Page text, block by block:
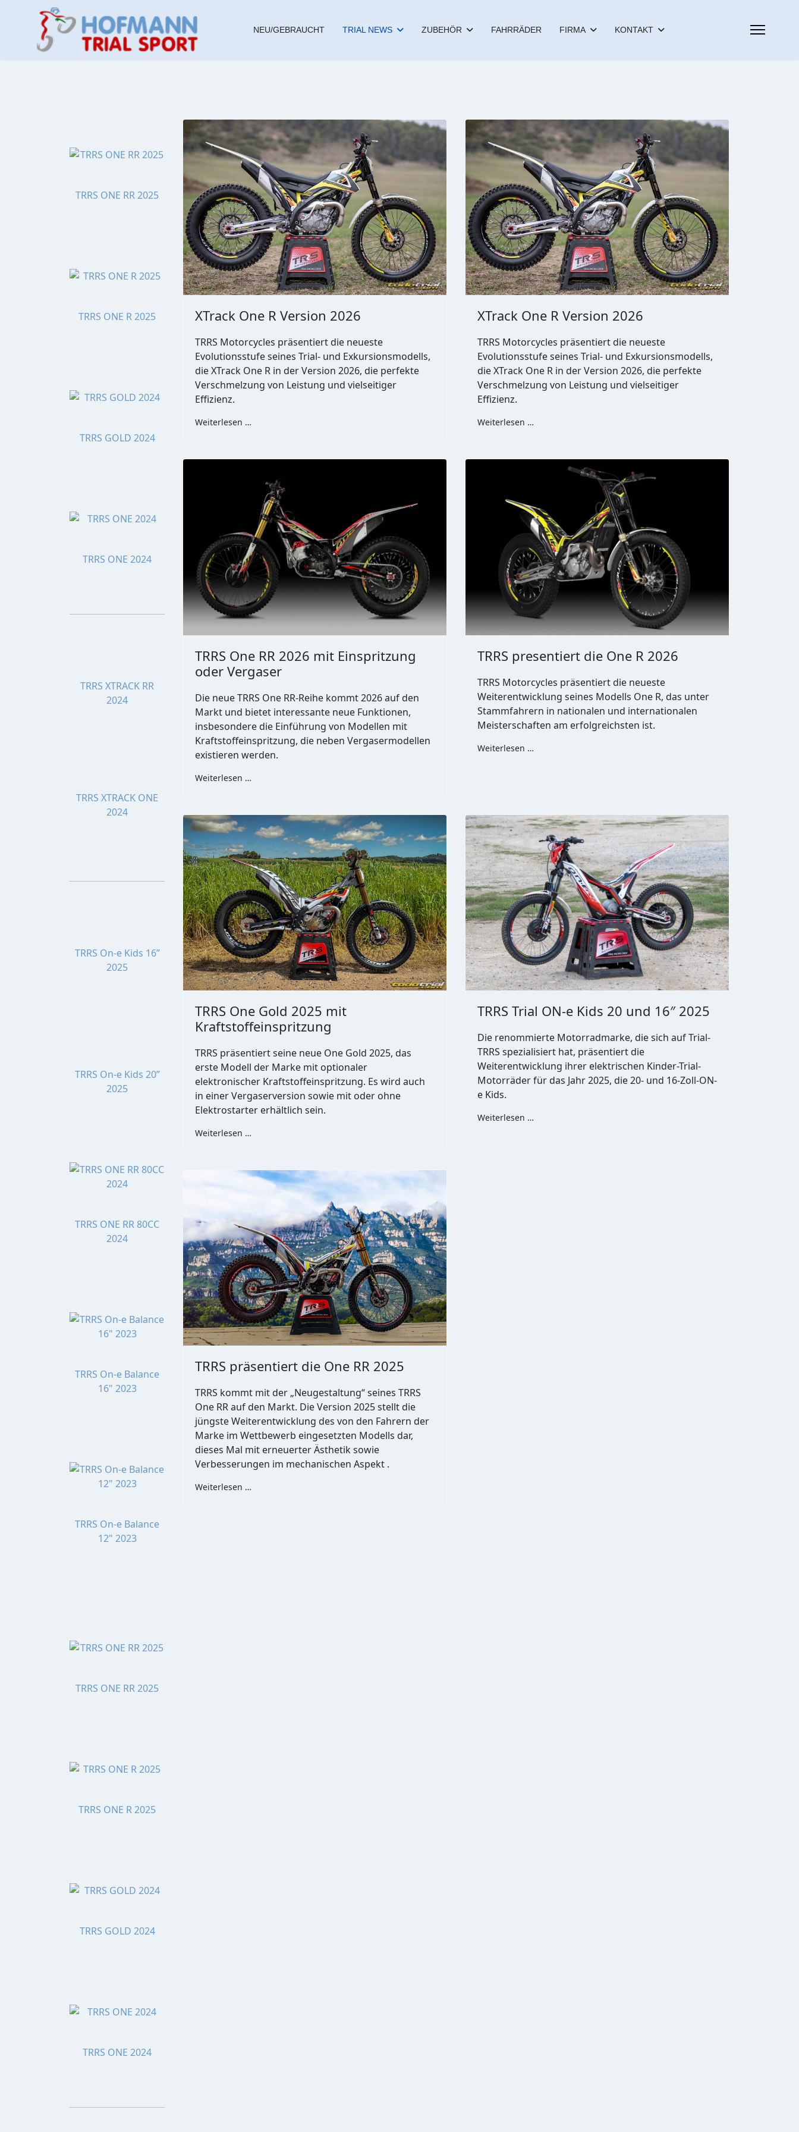
NEU/GEBRAUCHT TRIAL NEWS ZUBEHÖR FAHRRÄDER FIRMA KONTAKT
TRRS ONE RR 2025
TRRS ONE R 2025
TRRS GOLD 2024
TRRS ONE 2024
TRRS XTRACK RR
2024
TRRS XTRACK ONE
2024
TRRS On-e Kids 16”
2025
TRRS On-e Kids 20”
2025
TRRS ONE RR 80CC
2024
TRRS On-e Balance
16" 2023
TRRS On-e Balance
12" 2023
TRRS ONE RR 2025
TRRS ONE R 2025
TRRS GOLD 2024
TRRS ONE 2024
XTrack One R Version 2026
TRRS Motorcycles präsentiert die neueste
Evolutionsstufe seines Trial- und Exkursionsmodells,
die XTrack One R in der Version 2026, die perfekte
Verschmelzung von Leistung und vielseitiger
Effizienz.
Weiterlesen …
XTrack One R Version 2026
TRRS Motorcycles präsentiert die neueste
Evolutionsstufe seines Trial- und Exkursionsmodells,
die XTrack One R in der Version 2026, die perfekte
Verschmelzung von Leistung und vielseitiger
Effizienz.
Weiterlesen …
TRRS One RR 2026 mit Einspritzung
oder Vergaser
Die neue TRRS One RR-Reihe kommt 2026 auf den
Markt und bietet interessante neue Funktionen,
insbesondere die Einführung von Modellen mit
Kraftstoffeinspritzung, die neben Vergasermodellen
existieren werden.
Weiterlesen …
TRRS presentiert die One R 2026
TRRS Motorcycles präsentiert die neueste
Weiterentwicklung seines Modells One R, das unter
Stammfahrern in nationalen und internationalen
Meisterschaften am erfolgreichsten ist.
Weiterlesen …
TRRS One Gold 2025 mit
Kraftstoffeinspritzung
TRRS präsentiert seine neue One Gold 2025, das
erste Modell der Marke mit optionaler
elektronischer Kraftstoffeinspritzung. Es wird auch
in einer Vergaserversion sowie mit oder ohne
Elektrostarter erhältlich sein.
Weiterlesen …
TRRS Trial ON-e Kids 20 und 16″ 2025
Die renommierte Motorradmarke, die sich auf Trial-
TRRS spezialisiert hat, präsentiert die
Weiterentwicklung ihrer elektrischen Kinder-Trial-
Motorräder für das Jahr 2025, die 20- und 16-Zoll-ON-
e Kids.
Weiterlesen …
TRRS präsentiert die One RR 2025
TRRS kommt mit der „Neugestaltung“ seines TRRS
One RR auf den Markt. Die Version 2025 stellt die
jüngste Weiterentwicklung des von den Fahrern der
Marke im Wettbewerb eingesetzten Modells dar,
dieses Mal mit erneuerter Ästhetik sowie
Verbesserungen im mechanischen Aspekt .
Weiterlesen …